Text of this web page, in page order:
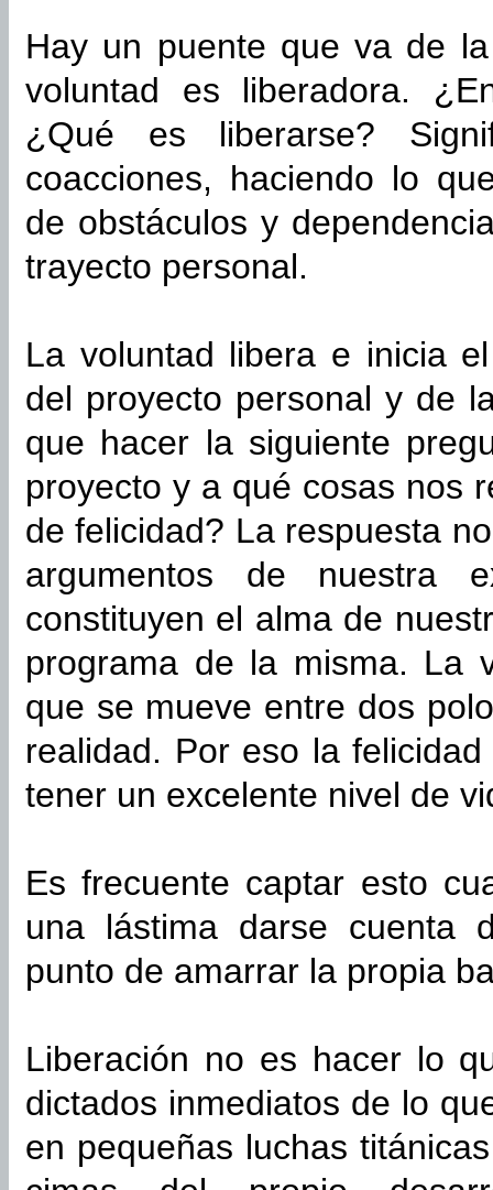
Hay un puente que va de
voluntad es liberadora.
¿Qué es liberarse?
coacciones, haciendo lo
de obstáculos y
trayecto personal.
La voluntad libera e inicia
del proyecto personal y de
que hacer la siguiente
proyecto y a qué cosas nos
de felicidad? La respuesta
argumentos de nuestra
constituyen el alma de
programa de la misma. La
que se mueve entre dos
realidad. Por eso la
tener un excelente nivel de
Es frecuente captar esto
una lástima darse cuenta
punto de amarrar la propia
Liberación no es hacer lo
dictados inmediatos de lo
en pequeñas luchas